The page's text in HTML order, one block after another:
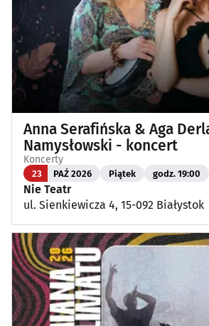
Anna Serafińska & Aga
Namysłowski - koncert
Koncerty
23 PAŹ 2026 Piątek godz. 19:00
Nie Teatr
ul. Sienkiewicza 4, 15-092 Białystok